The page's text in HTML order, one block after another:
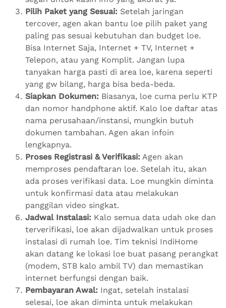
Pilih Paket yang Sesuai: Setelah jaringan
tercover, agen akan bantu loe pilih paket yang
paling pas sesuai kebutuhan dan budget loe.
Bisa Internet Saja, Internet + TV, Internet +
Telepon, atau yang Komplit. Jangan lupa
tanyakan harga pasti di area loe, karena seperti
yang gw bilang, harga bisa beda-beda.
Siapkan Dokumen: Biasanya, loe cuma perlu KTP
dan nomor handphone aktif. Kalo loe daftar atas
nama perusahaan/instansi, mungkin butuh
dokumen tambahan. Agen akan infoin
lengkapnya.
Proses Registrasi & Verifikasi: Agen akan
memproses pendaftaran loe. Setelah itu, akan
ada proses verifikasi data. Loe mungkin diminta
untuk konfirmasi data atau melakukan
panggilan video singkat.
Jadwal Instalasi: Kalo semua data udah oke dan
terverifikasi, loe akan dijadwalkan untuk proses
instalasi di rumah loe. Tim teknisi IndiHome
akan datang ke lokasi loe buat pasang perangkat
(modem, STB kalo ambil TV) dan memastikan
internet berfungsi dengan baik.
Pembayaran Awal: Ingat, setelah instalasi
selesai, loe akan diminta untuk melakukan